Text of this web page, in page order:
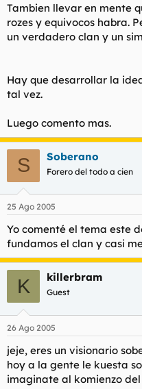
Tambien llevar en mente
rozes y equivocos habra.
un verdadero clan y un
Hay que desarrollar la
tal vez.
Luego comento mas.
S Soberano
Forero del todo a cien
25 Ago 2005
Yo comenté el tema este
fundamos el clan y casi
K killerbram
Guest
26 Ago 2005
jeje, eres un visionario
hoy a la gente le kuesta
imaginate al komienzo